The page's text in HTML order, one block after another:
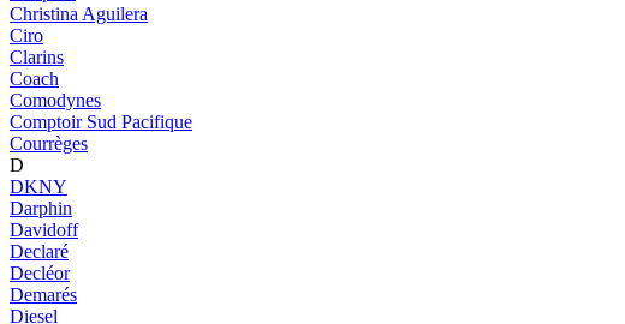
Christina Aguilera
Ciro
Clarins
Coach
Comodynes
Comptoir Sud Pacifique
Courrèges
D
DKNY
Darphin
Davidoff
Declaré
Decléor
Demarés
Diesel